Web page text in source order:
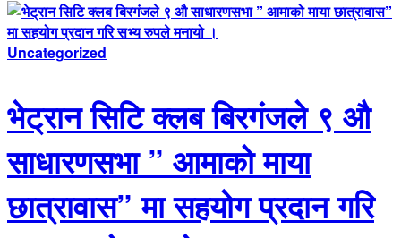
Uncategorized
भेट्रान सिटि क्लब बिरगंजले ९ औ
साधारणसभा ” आमाको माया
छात्रावास” मा सहयोग प्रदान गरि